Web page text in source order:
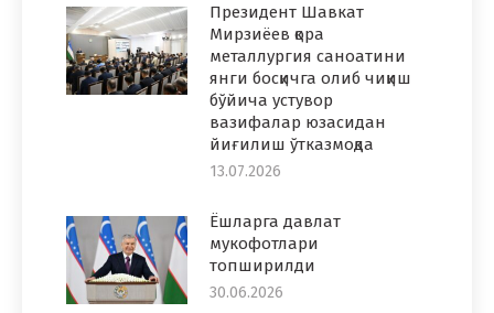
Президент Шавкат
Мирзиёев қора
металлургия саноатини
янги босқичга олиб чиқиш
бўйича устувор
вазифалар юзасидан
йиғилиш ўтказмоқда
13.07.2026
Ёшларга давлат
мукофотлари
топширилди
30.06.2026